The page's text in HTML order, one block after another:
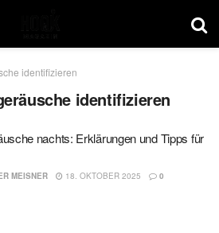
identifizieren
identifizieren
nachts: Erklärungen und Tipps für
MEISNER 18. OKTOBER 2025 0